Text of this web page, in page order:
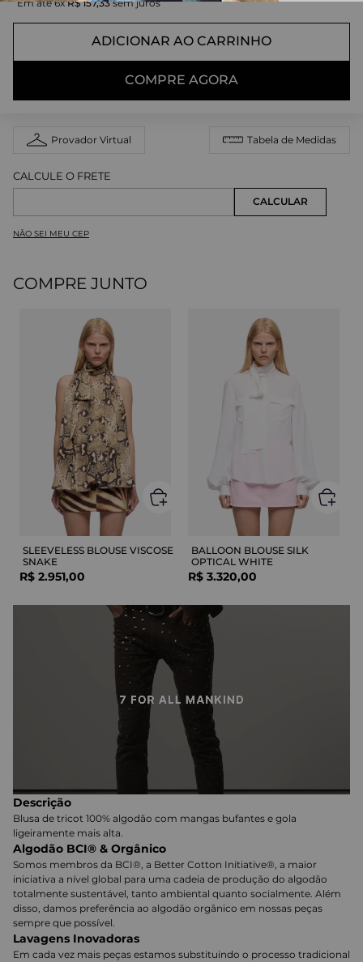
Em até6xR$ 157,33sem juros
ADICIONAR AO CARRINHO
COMPRE AGORA
Provador Virtual Tabela de Medidas
NÃO SEI MEU CEP
COMPRE JUNTO
SLEEVELESS BLOUSE VISCOSE
SNAKE
R$ 2.951,00
BALLOON BLOUSE SILK
OPTICAL WHITE
R$ 3.320,00
Descrição
Blusa de tricot 100% algodão com mangas bufantes e gola
ligeiramente mais alta.
Algodão BCI® & Orgânico
Somos membros da BCI®, a Better Cotton Initiative®, a maior
iniciativa a nível global para uma cadeia de produção do algodão
totalmente sustentável, tanto ambiental quanto socialmente. Além
disso, damos preferência ao algodão orgânico em nossas peças
sempre que possível.
Lavagens Inovadoras
Em cada vez mais peças estamos substituindo o processo tradicional